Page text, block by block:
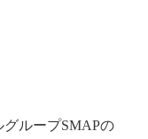
ループSMAPの